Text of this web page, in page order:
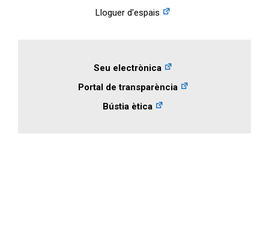
Lloguer d'espais
Seu electrònica
Portal de transparència
Bústia ètica